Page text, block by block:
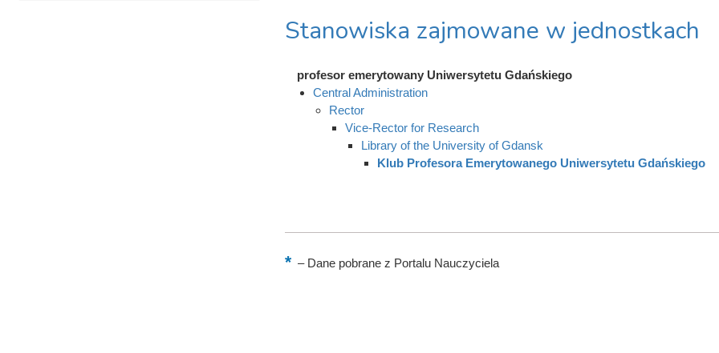
Stanowiska zajmowane w jednostkach
profesor emerytowany Uniwersytetu Gdańskiego
Central Administration
Rector
Vice-Rector for Research
Library of the University of Gdansk
Klub Profesora Emerytowanego Uniwersytetu Gdańskiego
–Dane pobrane z Portalu Nauczyciela